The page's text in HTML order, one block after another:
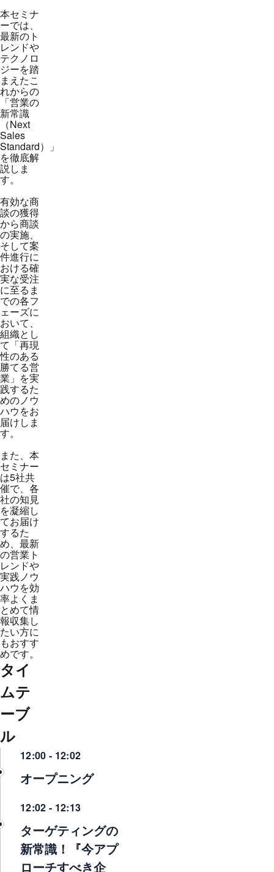
本セミナ
ーでは、
最新のト
レンドや
テクノロ
ジーを踏
まえたこ
れからの
「営業の
新常識
（Next
Sales
Standard）」
を徹底解
説しま
す。
有効な商
談の獲得
から商談
の実施、
そして案
件進行に
おける確
実な受注
に至るま
での各フ
ェーズに
おいて、
組織とし
て「再現
性のある
勝てる営
業」を実
践するた
めのノウ
ハウをお
届けしま
す。
また、本
セミナー
は5社共
催で、各
社の知見
を凝縮し
てお届け
するた
め、最新
の営業ト
レンドや
実践ノウ
ハウを効
率よくま
とめて情
報収集し
たい方に
もおすす
めです。
タイ
ムテ
ーブ
ル
12:00 - 12:02
オープニング
12:02 - 12:13
ターゲティングの
新常識！『今アプ
ローチすべき企